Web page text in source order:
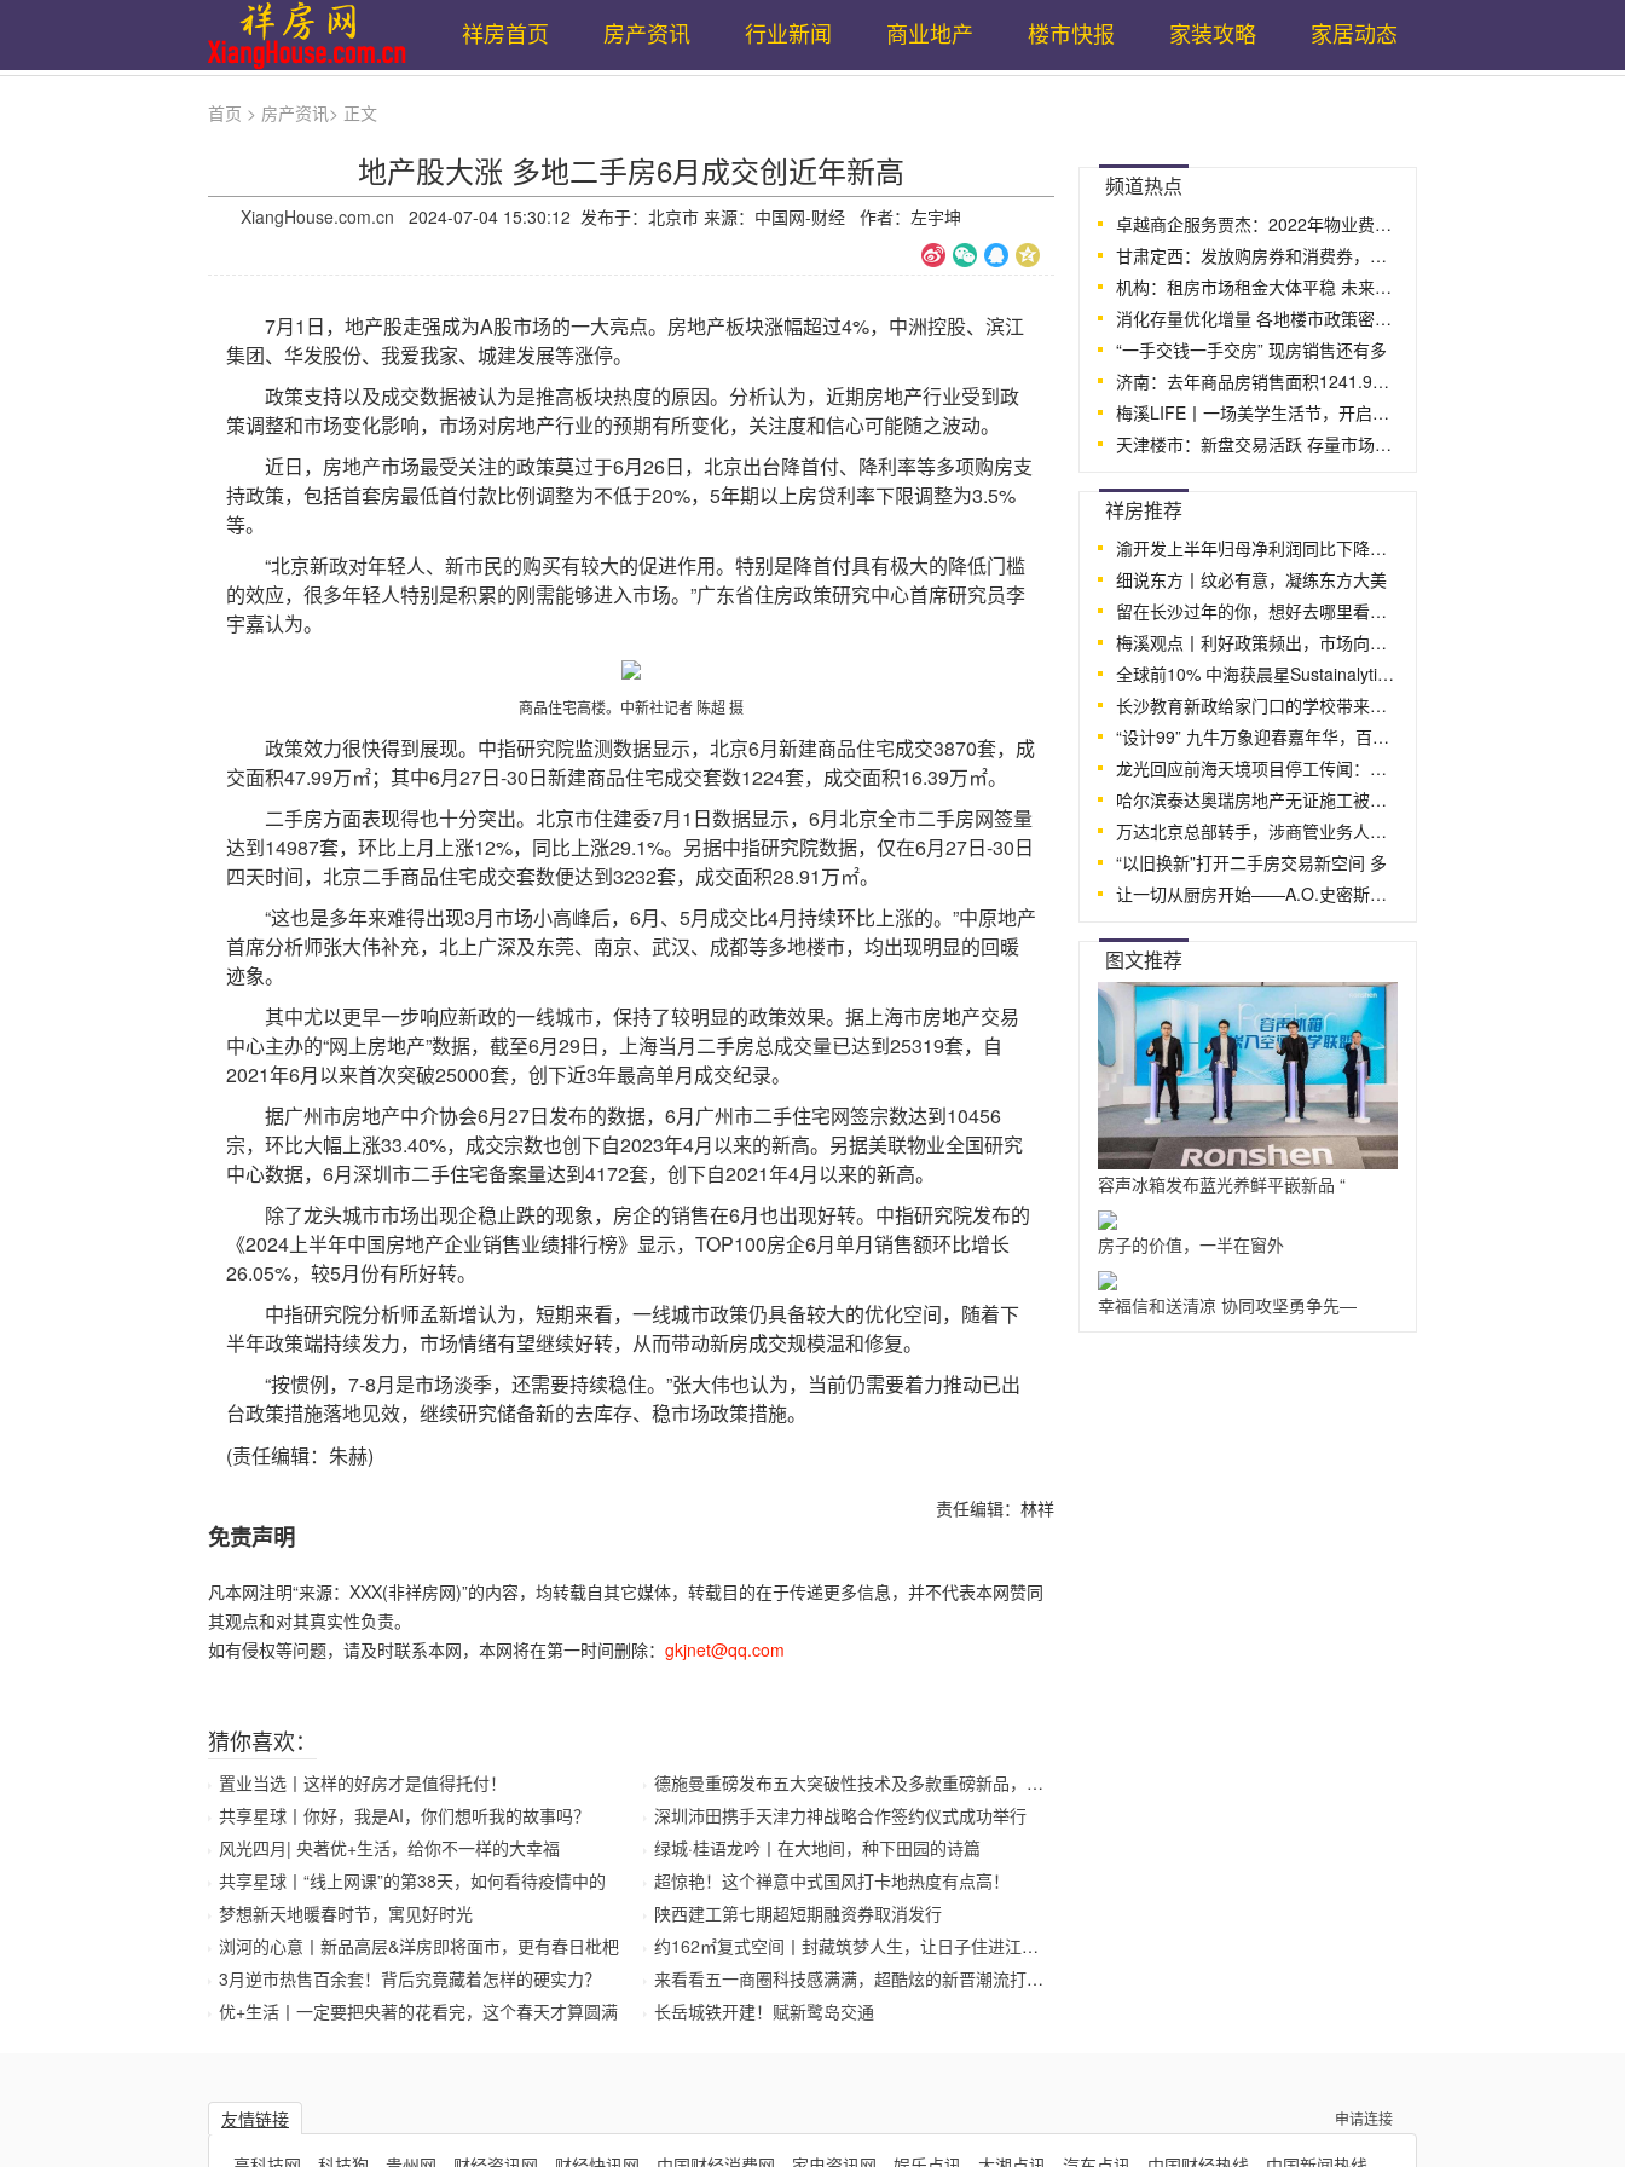
祥房首页 房产资讯 行业新闻 商业地产 楼市快报 家装攻略 家居动态
首页 > 房产资讯> 正文
地产股大涨 多地二手房6月成交创近年新高
XiangHouse.com.cn 2024-07-04 15:30:12 发布于：北京市 来源：中国网-财经 作者：左宇坤
7月1日，地产股走强成为A股市场的一大亮点。房地产板块涨幅超过4%，中洲控股、滨江
集团、华发股份、我爱我家、城建发展等涨停。
政策支持以及成交数据被认为是推高板块热度的原因。分析认为，近期房地产行业受到政
策调整和市场变化影响，市场对房地产行业的预期有所变化，关注度和信心可能随之波动。
近日，房地产市场最受关注的政策莫过于6月26日，北京出台降首付、降利率等多项购房支
持政策，包括首套房最低首付款比例调整为不低于20%，5年期以上房贷利率下限调整为3.5%
等。
“北京新政对年轻人、新市民的购买有较大的促进作用。特别是降首付具有极大的降低门槛
的效应，很多年轻人特别是积累的刚需能够进入市场。”广东省住房政策研究中心首席研究员李
宇嘉认为。
商品住宅高楼。中新社记者 陈超 摄
政策效力很快得到展现。中指研究院监测数据显示，北京6月新建商品住宅成交3870套，成
交面积47.99万㎡；其中6月27日-30日新建商品住宅成交套数1224套，成交面积16.39万㎡。
二手房方面表现得也十分突出。北京市住建委7月1日数据显示，6月北京全市二手房网签量
达到14987套，环比上月上涨12%，同比上涨29.1%。另据中指研究院数据，仅在6月27日-30日
四天时间，北京二手商品住宅成交套数便达到3232套，成交面积28.91万㎡。
“这也是多年来难得出现3月市场小高峰后，6月、5月成交比4月持续环比上涨的。”中原地产
首席分析师张大伟补充，北上广深及东莞、南京、武汉、成都等多地楼市，均出现明显的回暖
迹象。
其中尤以更早一步响应新政的一线城市，保持了较明显的政策效果。据上海市房地产交易
中心主办的“网上房地产”数据，截至6月29日，上海当月二手房总成交量已达到25319套，自
2021年6月以来首次突破25000套，创下近3年最高单月成交纪录。
据广州市房地产中介协会6月27日发布的数据，6月广州市二手住宅网签宗数达到10456
宗，环比大幅上涨33.40%，成交宗数也创下自2023年4月以来的新高。另据美联物业全国研究
中心数据，6月深圳市二手住宅备案量达到4172套，创下自2021年4月以来的新高。
除了龙头城市市场出现企稳止跌的现象，房企的销售在6月也出现好转。中指研究院发布的
《2024上半年中国房地产企业销售业绩排行榜》显示，TOP100房企6月单月销售额环比增长
26.05%，较5月份有所好转。
中指研究院分析师孟新增认为，短期来看，一线城市政策仍具备较大的优化空间，随着下
半年政策端持续发力，市场情绪有望继续好转，从而带动新房成交规模温和修复。
“按惯例，7-8月是市场淡季，还需要持续稳住。”张大伟也认为，当前仍需要着力推动已出
台政策措施落地见效，继续研究储备新的去库存、稳市场政策措施。
(责任编辑：朱赫)
责任编辑：林祥
免责声明
凡本网注明“来源：XXX(非祥房网)”的内容，均转载自其它媒体，转载目的在于传递更多信息，并不代表本网赞同
其观点和对其真实性负责。
如有侵权等问题，请及时联系本网，本网将在第一时间删除： gkjnet@qq.com
猜你喜欢：
置业当选丨这样的好房才是值得托付！
共享星球丨你好，我是AI，你们想听我的故事吗？
风光四月| 央著优+生活，给你不一样的大幸福
共享星球丨“线上网课”的第38天，如何看待疫情中的
梦想新天地暖春时节，寓见好时光
浏河的心意丨新品高层&洋房即将面市，更有春日枇杷
3月逆市热售百余套！背后究竟藏着怎样的硬实力？
优+生活丨一定要把央著的花看完，这个春天才算圆满
德施曼重磅发布五大突破性技术及多款重磅新品，开启
深圳沛田携手天津力神战略合作签约仪式成功举行
绿城·桂语龙吟丨在大地间，种下田园的诗篇
超惊艳！这个禅意中式国风打卡地热度有点高！
陕西建工第七期超短期融资券取消发行
约162㎡复式空间丨封藏筑梦人生，让日子住进江南里
来看看五一商圈科技感满满，超酷炫的新晋潮流打卡地
长岳城铁开建！赋新鹭岛交通
频道热点
卓越商企服务贾杰：2022年物业费收缴率相
甘肃定西：发放购房券和消费券，开展房地产
机构：租房市场租金大体平稳 未来房价租
消化存量优化增量 各地楼市政策密集“
“一手交钱一手交房” 现房销售还有多
济南：去年商品房销售面积1241.9万平方米
梅溪LIFE丨一场美学生活节，开启国庆欢乐
天津楼市：新盘交易活跃 存量市场冷淡
祥房推荐
渝开发上半年归母净利润同比下降138.05
细说东方丨纹必有意，凝练东方大美
留在长沙过年的你，想好去哪里看房了吗？
梅溪观点丨利好政策频出，市场向好！开年投
全球前10% 中海获晨星Sustainalytics E
长沙教育新政给家门口的学校带来什么影
“设计99” 九牛万象迎春嘉年华，百位设
龙光回应前海天境项目停工传闻：消息不实
哈尔滨泰达奥瑞房地产无证施工被罚 涉
万达北京总部转手，涉商管业务人员将搬至
“以旧换新”打开二手房交易新空间 多
让一切从厨房开始——A.O.史密斯揭秘如
图文推荐
容声冰箱发布蓝光养鲜平嵌新品 “
房子的价值，一半在窗外
幸福信和送清凉 协同攻坚勇争先—
申请连接
友情链接